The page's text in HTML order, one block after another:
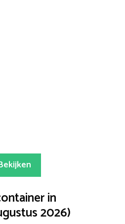
in
2026)